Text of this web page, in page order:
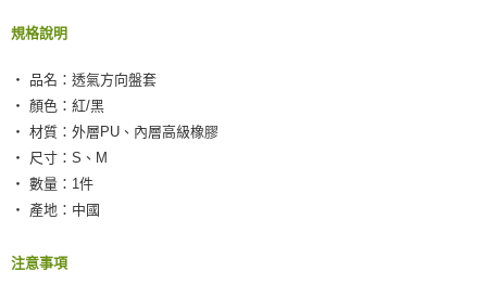
規格說明
‧ 品名：透氣方向盤套
‧ 顏色：紅/黑
‧ 材質：外層PU、內層高級橡膠
‧ 尺寸：S、M
‧ 數量：1件
‧ 產地：中國
注意事項